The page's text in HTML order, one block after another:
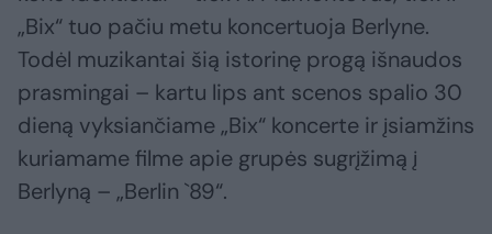
„Bix“ tuo pačiu metu koncertuoja Berlyne.
Todėl muzikantai šią istorinę progą išnaudos
prasmingai – kartu lips ant scenos spalio 30
dieną vyksiančiame „Bix“ koncerte ir įsiamžins
kuriamame filme apie grupės sugrįžimą į
Berlyną – „Berlin `89“.